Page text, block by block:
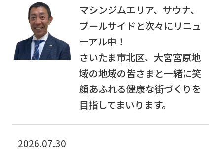
マシンジムエリア、サウナ、
プールサイドと次々にリニュ
ーアル中！
さいたま市北区、大宮宮原地
域の地域の皆さまと一緒に笑
顔あふれる健康な街づくりを
目指してまいります。
2026.07.30
official
website
is
automatically
translated
into
English.